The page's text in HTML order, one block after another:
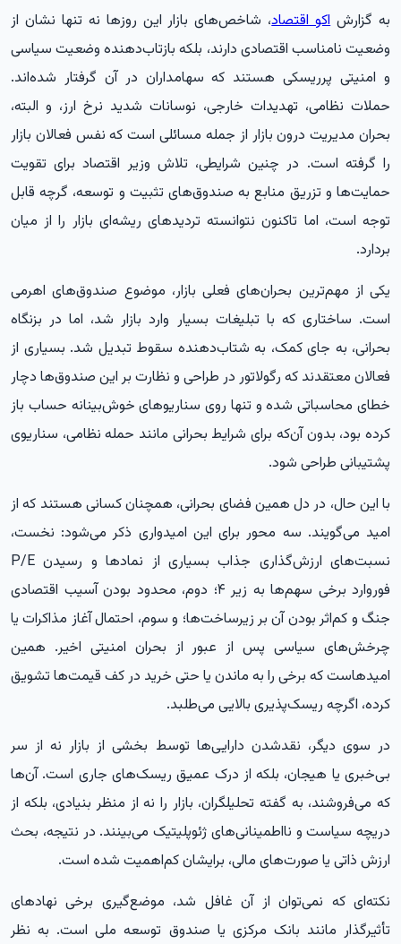
به گزارشاکو اقتصاد، شاخص‌های بازار این روزها نه تنها نشان از
وضعیت نامناسب اقتصادی دارند، بلکه بازتاب‌دهنده وضعیت سیاسی
و امنیتی پرریسکی هستند که سهامداران در آن گرفتار شده‌اند.
حملات نظامی، تهدیدات خارجی، نوسانات شدید نرخ ارز، و البته،
بحران مدیریت درون بازار از جمله مسائلی است که نفس فعالان بازار
را گرفته است. در چنین شرایطی، تلاش وزیر اقتصاد برای تقویت
حمایت‌ها و تزریق منابع به صندوق‌های تثبیت و توسعه، گرچه قابل
توجه است، اما تاکنون نتوانسته تردیدهای ریشه‌ای بازار را از میان
بردارد.
یکی از مهم‌ترین بحران‌های فعلی بازار، موضوع صندوق‌های اهرمی
است. ساختاری که با تبلیغات بسیار وارد بازار شد، اما در بزنگاه
بحرانی، به جای کمک، به شتاب‌دهنده سقوط تبدیل شد. بسیاری از
فعالان معتقدند که رگولاتور در طراحی و نظارت بر این صندوق‌ها دچار
خطای محاسباتی شده و تنها روی سناریوهای خوش‌بینانه حساب باز
کرده بود، بدون آن‌که برای شرایط بحرانی مانند حمله نظامی، سناریوی
پشتیبانی طراحی شود.
با این حال، در دل همین فضای بحرانی، همچنان کسانی هستند که از
امید می‌گویند. سه محور برای این امیدواری ذکر می‌شود: نخست،
نسبت‌های ارزش‌گذاری جذاب بسیاری از نمادها و رسیدن P/E
فوروارد برخی سهم‌ها به زیر ۴؛ دوم، محدود بودن آسیب اقتصادی
جنگ و کم‌اثر بودن آن بر زیرساخت‌ها؛ و سوم، احتمال آغاز مذاکرات یا
چرخش‌های سیاسی پس از عبور از بحران امنیتی اخیر. همین
امیدهاست که برخی را به ماندن یا حتی خرید در کف قیمت‌ها تشویق
کرده، اگرچه ریسک‌پذیری بالایی می‌طلبد.
در سوی دیگر، نقدشدن دارایی‌ها توسط بخشی از بازار نه از سر
بی‌خبری یا هیجان، بلکه از درک عمیق ریسک‌های جاری است. آن‌ها
که می‌فروشند، به گفته تحلیلگران، بازار را نه از منظر بنیادی، بلکه از
دریچه سیاست و نااطمینانی‌های ژئوپلیتیک می‌بینند. در نتیجه، بحث
ارزش ذاتی یا صورت‌های مالی، برایشان کم‌اهمیت شده است.
نکته‌ای که نمی‌توان از آن غافل شد، موضع‌گیری برخی نهادهای
تأثیرگذار مانند بانک مرکزی یا صندوق توسعه ملی است. به نظر